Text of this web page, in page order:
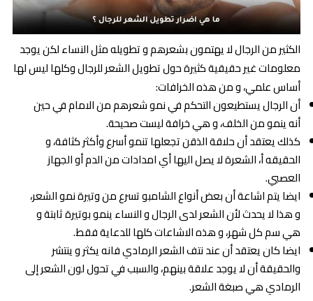
الكثير من الرجال لا يهتمون بشعرهم و تطويله مثل النساء لكن يوجد
معلومات غير حقيقية كثيرة حول تطويل الشعر للرجال وكلها ليس لها
أساس علمي، و من هذه الخرافات:
أن الرجال يستطيعون التحكم في نمو شعرهم من الامام في حين
أنه ينمو من الخلف، و هي خرافة ليست صحيحة.
كذلك يعتقد أن حلاقة الذقن تجعلها تنمو أسرع وأكثر كثافة، و
الحقيقه أ، الشعرة لا يصل اليها أي امدادات من الدم أو الجهاز
العصبي.
ايضا يتم اشاعة أن بعض أنواع الشامبو تسرع من وتيرة نمو الشعر،
و هذا لا يحدث لأن الشعر لدى الرجال و النساء ينمو بوتيرة ثابتة و
هي سم كل شهر، و هذه الاشاعات كلها للدعاية فقط.
ايضا كان يعتقد أن عند نتف الشعر الرمادي فانه يكثر و ينتشر
والحقيقة أن لا يوجد علاقة بينهم، والسبب في تحول لون الشعر إلى
الرمادي هي صبغة الشعر.